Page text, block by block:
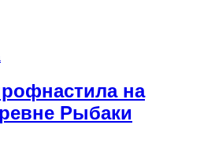
на
Рыбаки